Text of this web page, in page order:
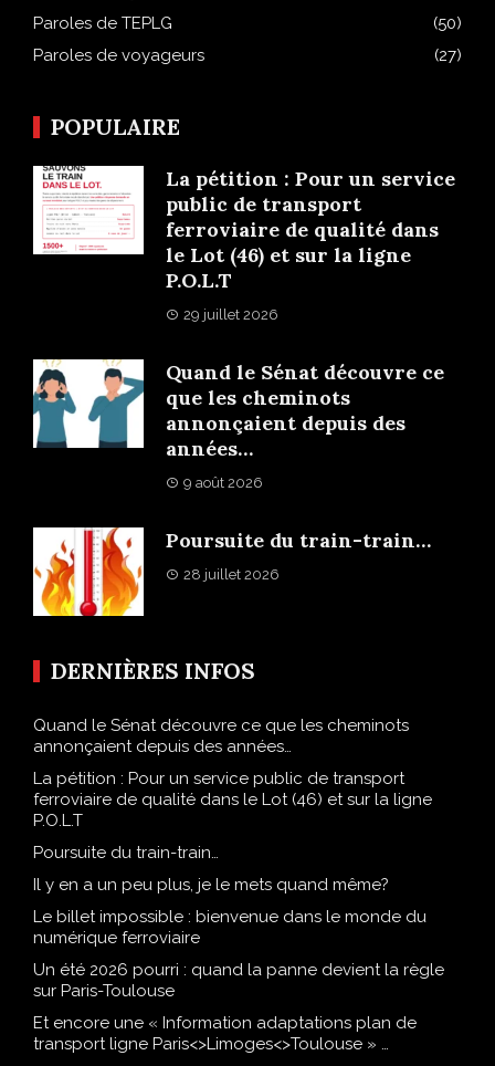
Paroles de TEPLG
(50)
Paroles de voyageurs
(27)
POPULAIRE
La pétition : Pour un service
public de transport
ferroviaire de qualité dans
le Lot (46) et sur la ligne
P.O.L.T
29 juillet 2026
Quand le Sénat découvre ce
que les cheminots
annonçaient depuis des
années…
9 août 2026
Poursuite du train-train…
28 juillet 2026
DERNIÈRES INFOS
Quand le Sénat découvre ce que les cheminots
annonçaient depuis des années…
La pétition : Pour un service public de transport
ferroviaire de qualité dans le Lot (46) et sur la ligne
P.O.L.T
Poursuite du train-train…
Il y en a un peu plus, je le mets quand même?
Le billet impossible : bienvenue dans le monde du
numérique ferroviaire
Un été 2026 pourri : quand la panne devient la règle
sur Paris-Toulouse
Et encore une « Information adaptations plan de
transport ligne Paris<>Limoges<>Toulouse » …